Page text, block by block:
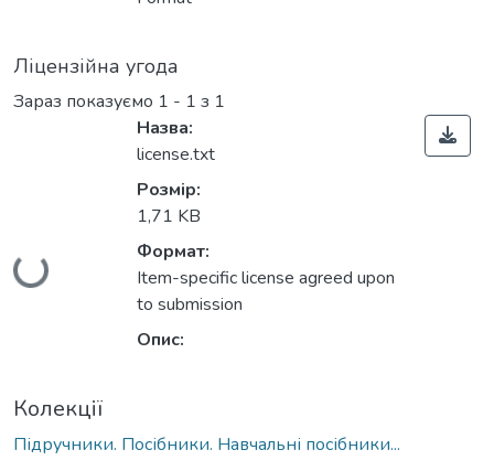
Ліцензійна угода
Зараз показуємо 1 - 1 з 1
Вантажиться...
Назва:
license.txt
Розмір:
1,71 KB
Формат:
Item-specific license agreed upon
to submission
Опис:
Колекції
Підручники. Посібники. Навчальні посібники...